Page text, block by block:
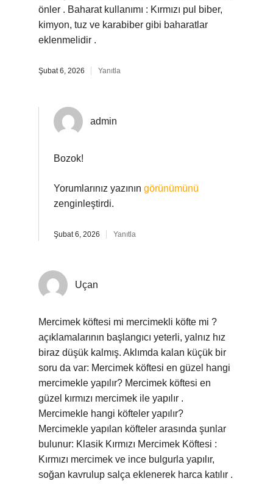
önler . Baharat kullanımı : Kırmızı pul biber,
kimyon, tuz ve karabiber gibi baharatlar
eklenmelidir .
Şubat 6, 2026 Yanıtla
admin
Bozok!
Yorumlarınız yazının görünümünü
zenginleştirdi.
Şubat 6, 2026 Yanıtla
Uçan
Mercimek köftesi mi mercimekli köfte mi ?
açıklamalarının başlangıcı yeterli, yalnız hız
biraz düşük kalmış. Aklımda kalan küçük bir
soru da var: Mercimek köftesi en güzel hangi
mercimekle yapılır? Mercimek köftesi en
güzel kırmızı mercimek ile yapılır .
Mercimekle hangi köfteler yapılır?
Mercimekle yapılan köfteler arasında şunlar
bulunur: Klasik Kırmızı Mercimek Köftesi :
Kırmızı mercimek ve ince bulgurla yapılır,
soğan kavrulup salça eklenerek harca katılır .